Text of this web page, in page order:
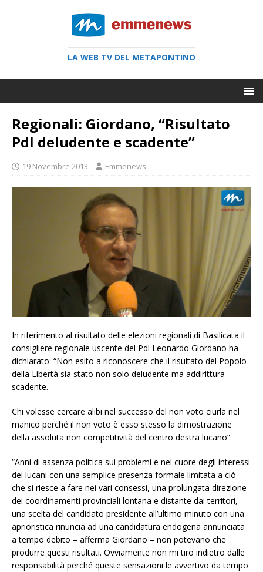
LA WEB TV DEL METAPONTINO
Regionali: Giordano, “Risultato
Pdl deludente e scadente”
19 Novembre 2013 Emmenews
In riferimento al risultato delle elezioni regionali di Basilicata il
consigliere regionale uscente del Pdl Leonardo Giordano ha
dichiarato: “Non esito a riconoscere che il risultato del Popolo
della Libertà sia stato non solo deludente ma addirittura
scadente.
Chi volesse cercare alibi nel successo del non voto ciurla nel
manico perché il non voto è esso stesso la dimostrazione
della assoluta non competitività del centro destra lucano”.
“Anni di assenza politica sui problemi e nel cuore degli interessi
dei lucani con una semplice presenza formale limitata a ciò
che si riesce a fare nei vari consessi, una prolungata direzione
dei coordinamenti provinciali lontana e distante dai territori,
una scelta del candidato presidente all’ultimo minuto con una
aprioristica rinuncia ad una candidatura endogena annunciata
a tempo debito – afferma Giordano – non potevano che
produrre questi risultati. Ovviamente non mi tiro indietro dalle
responsabilità perché queste sensazioni le avvertivo da tempo